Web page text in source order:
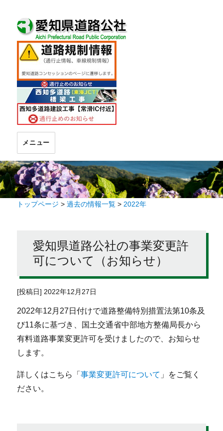
メニュー
トップページ >過去の情報一覧 > 2022年
愛知県道路公社の事業変更許
可について（お知らせ）
[投稿日] 2022年12月27日
2022年12月27日付けで道路整備特別措置法第10条及
び11条に基づき、国土交通省中部地方整備局長から
有料道路事業変更許可を受けましたので、お知らせ
します。
詳しくはこちら「事業変更許可について 」をご覧く
ださい。